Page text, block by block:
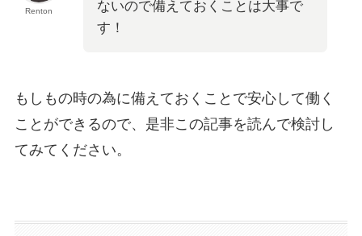
Renton
ないので備えておくことは大事で
す！
もしもの時の為に備えておくことで安心して働く
ことができるので、是非この記事を読んで検討し
てみてください。